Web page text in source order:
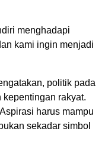
menghadapi
kami ingin menjadi
politik pada
rakyat.
harus mampu
sekadar simbol